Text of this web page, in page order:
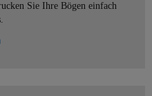
Sie Ihre Bögen einfach